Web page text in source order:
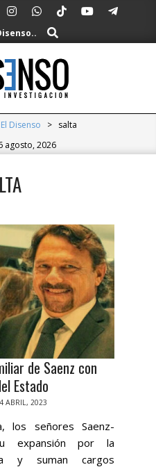
Buscar
El Disenso > salta
agosto, 2026
de Saenz con
Estado
ABRIL, 2023
los señores Saenz-
expansión por la
y suman cargos